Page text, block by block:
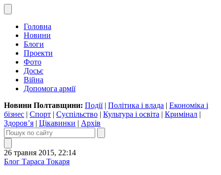
Головна
Новини
Блоги
Проекти
Фото
Досьє
Війна
Допомога армії
Новини Полтавщини: Події| Політика і влада | Економіка і
бізнес | Спорт | Суспільство | Культура і освіта | Кримінал |
Здоров’я | Цікавинки | Архів
26 травня 2015, 22:14
Блог Тараса Токаря